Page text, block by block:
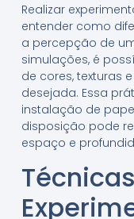
Realizar
entender como
a percepção de
simulações, é
de cores, texturas
desejada. Essa
instalação de
disposição pode
espaço e